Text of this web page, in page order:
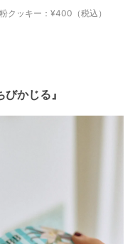
クッキー：¥400（税込）
かじる』